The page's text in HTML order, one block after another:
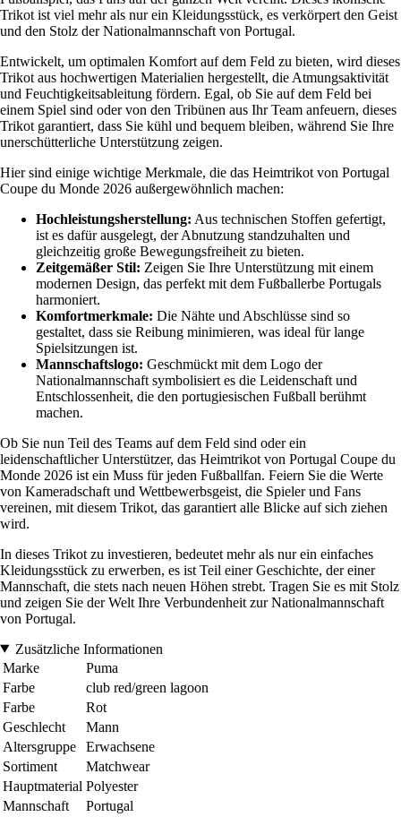
Trikot ist viel mehr als nur ein Kleidungsstück, es verkörpert den Geist
und den Stolz der Nationalmannschaft von Portugal.
Entwickelt, um optimalen Komfort auf dem Feld zu bieten, wird dieses
Trikot aus hochwertigen Materialien hergestellt, die Atmungsaktivität
und Feuchtigkeitsableitung fördern. Egal, ob Sie auf dem Feld bei
einem Spiel sind oder von den Tribünen aus Ihr Team anfeuern, dieses
Trikot garantiert, dass Sie kühl und bequem bleiben, während Sie Ihre
unerschütterliche Unterstützung zeigen.
Hier sind einige wichtige Merkmale, die das Heimtrikot von Portugal
Coupe du Monde 2026 außergewöhnlich machen:
Hochleistungsherstellung: Aus technischen Stoffen gefertigt,
ist es dafür ausgelegt, der Abnutzung standzuhalten und
gleichzeitig große Bewegungsfreiheit zu bieten.
Zeitgemäßer Stil: Zeigen Sie Ihre Unterstützung mit einem
modernen Design, das perfekt mit dem Fußballerbe Portugals
harmoniert.
Komfortmerkmale: Die Nähte und Abschlüsse sind so
gestaltet, dass sie Reibung minimieren, was ideal für lange
Spielsitzungen ist.
Mannschaftslogo: Geschmückt mit dem Logo der
Nationalmannschaft symbolisiert es die Leidenschaft und
Entschlossenheit, die den portugiesischen Fußball berühmt
machen.
Ob Sie nun Teil des Teams auf dem Feld sind oder ein
leidenschaftlicher Unterstützer, das Heimtrikot von Portugal Coupe du
Monde 2026 ist ein Muss für jeden Fußballfan. Feiern Sie die Werte
von Kameradschaft und Wettbewerbsgeist, die Spieler und Fans
vereinen, mit diesem Trikot, das garantiert alle Blicke auf sich ziehen
wird.
In dieses Trikot zu investieren, bedeutet mehr als nur ein einfaches
Kleidungsstück zu erwerben, es ist Teil einer Geschichte, der einer
Mannschaft, die stets nach neuen Höhen strebt. Tragen Sie es mit Stolz
und zeigen Sie der Welt Ihre Verbundenheit zur Nationalmannschaft
von Portugal.
Zusätzliche Informationen
Marke
Puma
Farbe
club red/green lagoon
Farbe
Rot
Geschlecht
Mann
Altersgruppe
Erwachsene
Sortiment
Matchwear
Hauptmaterial Polyester
Mannschaft
Portugal